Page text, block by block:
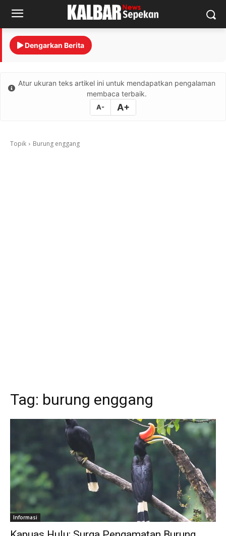
Dengarkan Berita
Atur ukuran teks artikel ini untuk mendapatkan pengalaman
membaca terbaik.
A- A+
Topik Burung enggang
Tag: burung enggang
Informasi